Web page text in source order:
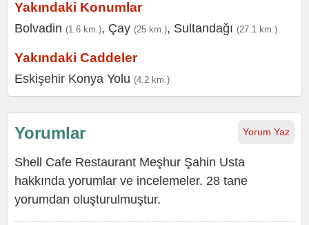
Yakındaki Konumlar
Bolvadin (1.6 km.), Çay (25 km.), Sultandağı (27.1 km.)
Yakındaki Caddeler
Eskişehir Konya Yolu (4.2 km.)
Yorum Yaz
Yorumlar
Shell Cafe Restaurant Meşhur Şahin Usta
hakkında yorumlar ve incelemeler. 28 tane
yorumdan oluşturulmuştur.